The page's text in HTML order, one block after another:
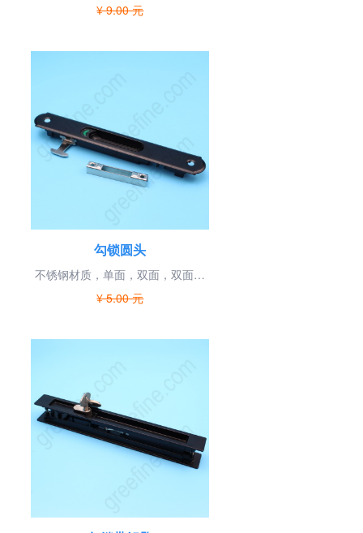
¥ 9.00 元
勾锁圆头
不锈钢材质，单面，双面，双面带
匙多种组合
¥ 5.00 元